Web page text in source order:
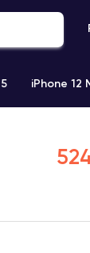
iPhone 12